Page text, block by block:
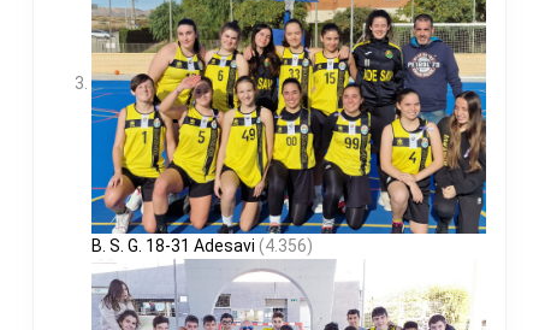
B. S. G. 18-31 Adesavi (4.356)